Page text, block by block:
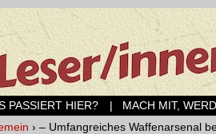
HIER?
| MACH MIT,
› – Umfangreiches Waffenarsenal